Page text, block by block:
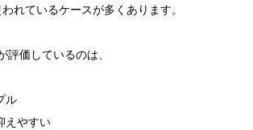
れているケースが多くあります。
評価しているのは、
ル
えやすい